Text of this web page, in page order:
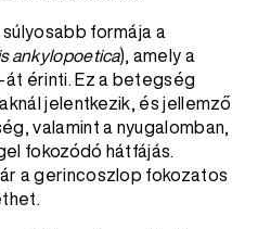
súlyosabb formája a
ankylopoetica), amely a
érinti. Ez a betegség
jelentkezik, és jellemző
valamint a nyugalomban,
fokozódó hátfájás.
a gerincoszlop fokozatos